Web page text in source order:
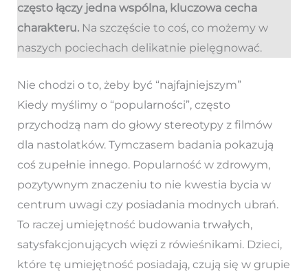
często łączy jedna wspólna, kluczowa cecha
charakteru.Na szczęście to coś, co możemy w
naszych pociechach delikatnie pielęgnować.
Nie chodzi o to, żeby być “najfajniejszym”
Kiedy myślimy o “popularności”, często
przychodzą nam do głowy stereotypy z filmów
dla nastolatków. Tymczasem badania pokazują
coś zupełnie innego. Popularność w zdrowym,
pozytywnym znaczeniu to nie kwestia bycia w
centrum uwagi czy posiadania modnych ubrań.
To raczej umiejętność budowania trwałych,
satysfakcjonujących więzi z rówieśnikami. Dzieci,
które tę umiejętność posiadają, czują się w grupie